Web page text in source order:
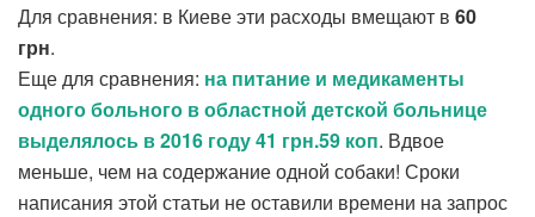
Для сравнения: в Киеве эти расходы вмещают в 60
грн.
Еще для сравнения: на питание и медикаменты
одного больного в областной детской больнице
выделялось в 2016 году 41 грн.59 коп. Вдвое
меньше, чем на содержание одной собаки! Сроки
написания этой статьи не оставили времени на запрос